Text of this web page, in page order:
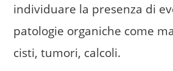
individuare la presenza di
patologie organiche come
cisti, tumori, calcoli.